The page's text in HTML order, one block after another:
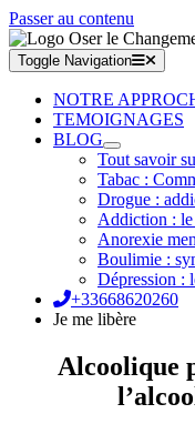
Passer au contenu
Toggle Navigation
NOTRE
TEMOIGNAGES
BLOG
Tout savoir
Tabac :
Drogue :
Addiction :
Anorexie
Boulimie :
Dépression :
+33668620260
Je me libère
Alcoolique